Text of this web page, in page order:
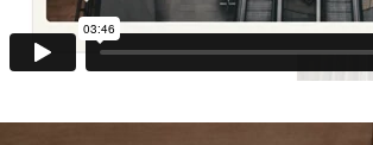
Loaded:
100.00%